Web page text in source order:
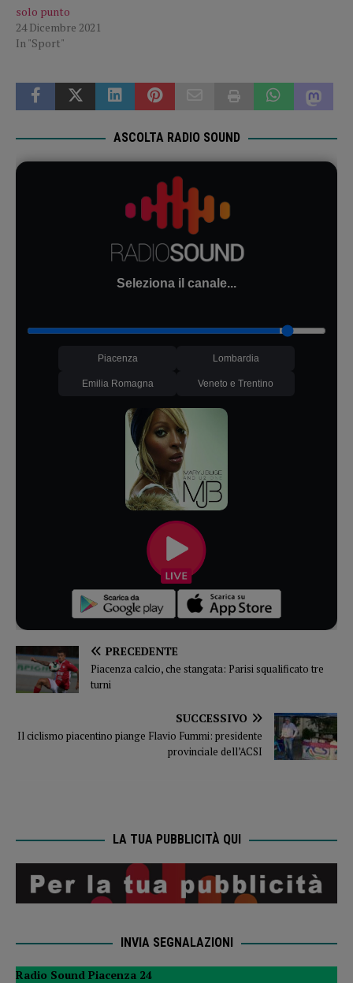
solo punto
24 Dicembre 2021
In "Sport"
ASCOLTA RADIO SOUND
Seleziona il canale...
Piacenza Lombardia
Emilia Romagna Veneto e Trentino
PRECEDENTE
Piacenza calcio, che stangata: Parisi squalificato tre
turni
SUCCESSIVO
Il ciclismo piacentino piange Flavio Fummi: presidente
provinciale dell’ACSI
LA TUA PUBBLICITÀ QUI
INVIA SEGNALAZIONI
Radio Sound Piacenza 24